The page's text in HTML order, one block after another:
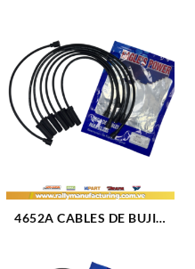
4652A CABLES DE BUJIA